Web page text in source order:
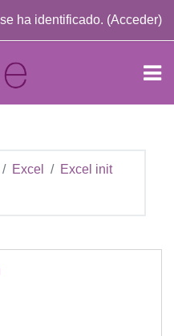
ha identificado. (Acceder)
Excel Excel init